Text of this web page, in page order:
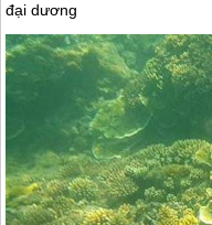
đại dương